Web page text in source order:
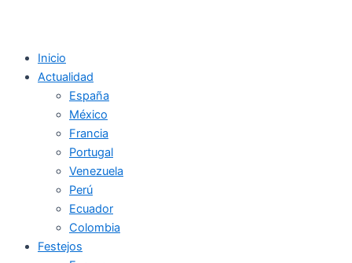
Inicio
Actualidad
España
México
Francia
Portugal
Venezuela
Perú
Ecuador
Colombia
Festejos